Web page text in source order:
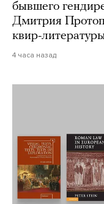
бывшего
Дмитрия
квир-
4 часа назад